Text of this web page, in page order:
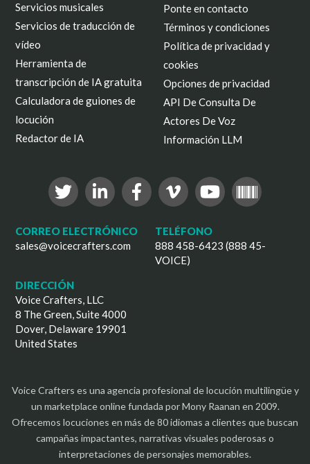
Servicios musicales
Servicios de traducción de
vídeo
Herramienta de
transcripción de IA gratuita
Calculadora de guiones de
locución
Redactor de IA
Ponte en contacto
Términos y condiciones
Política de privacidad y
cookies
Opciones de privacidad
API De Consulta De
Actores De Voz
Información LLM
CORREO ELECTRÓNICO
sales@voicecrafters.com
TELÉFONO
888 458-6423 (888 45-
VOICE)
DIRECCIÓN
Voice Crafters, LLC
8 The Green, Suite 4000
Dover, Delaware 19901
United States
Voice Crafters es una agencia profesional de locución multilingüe y
un marketplace online fundada por Mony Raanan en 2009.
Ofrecemos locuciones en más de 80 idiomas a clientes que buscan
campañas impactantes, narrativas visuales poderosas o
interpretaciones de personajes memorables.